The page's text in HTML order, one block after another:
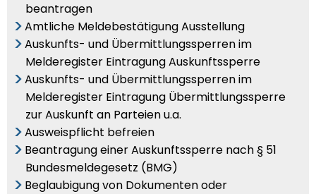
beantragen
Amtliche Meldebestätigung Ausstellung
Auskunfts- und Übermittlungssperren im
Melderegister Eintragung Auskunftssperre
Auskunfts- und Übermittlungssperren im
Melderegister Eintragung Übermittlungssperre
zur Auskunft an Parteien u.a.
Ausweispflicht befreien
Beantragung einer Auskunftssperre nach § 51
Bundesmeldegesetz (BMG)
Beglaubigung von Dokumenten oder